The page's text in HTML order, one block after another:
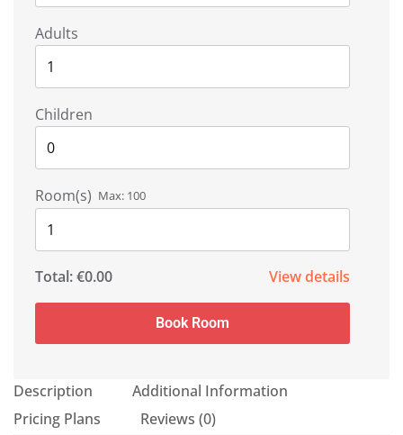
Description
Additional Information
Pricing Plans
Reviews (0)
Adults
Children
Room(s) Max: 100
Total:€0.00 View details
Book Room